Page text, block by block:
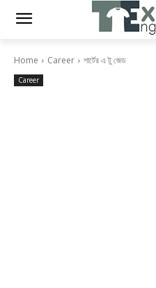
Home Career শার্টের এ টু জেড
Career